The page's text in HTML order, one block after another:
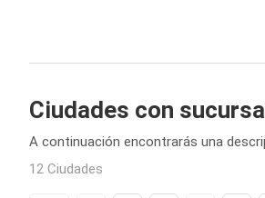
Ciudades con
A continuación encontrarás una
12 Ciudades